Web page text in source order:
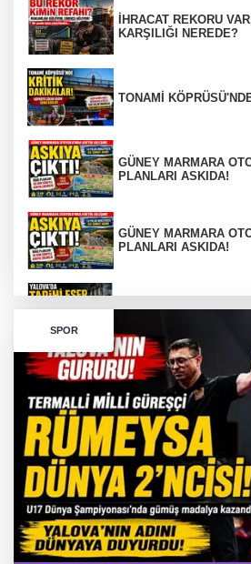
İHRACAT REKORU
KARŞILIĞI NEREDE?
TONAMİ
GÜNEY MARMARA
PLANLARI ASKIDA!
GÜNEY MARMARA
PLANLARI ASKIDA!
256 PARÇA ESER ELE
Görüntüler yapay
Otomobil Hurdaya
Yalova'da Ebubekir
SPOR